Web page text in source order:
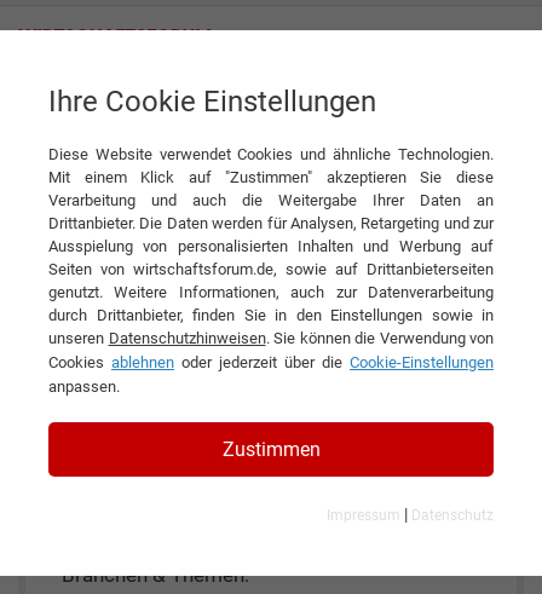
Poly-clip System GmbH & Co. KG
KONTAKT
Poly-clip System GmbH & Co.
KG
Branchen & Themen:
Ihre Cookie Einstellungen
Diese Website verwendet Cookies und ähnliche Technologien.
Mit einem Klick auf "Zustimmen" akzeptieren Sie diese
Verarbeitung und auch die Weitergabe Ihrer Daten an
Drittanbieter. Die Daten werden für Analysen, Retargeting und zur
Ausspielung von personalisierten Inhalten und Werbung auf
Seiten von wirtschaftsforum.de, sowie auf Drittanbieterseiten
genutzt. Weitere Informationen, auch zur Datenverarbeitung
durch Drittanbieter, finden Sie in den Einstellungen sowie in
unseren Datenschutzhinweisen. Sie können die Verwendung von
Cookies ablehnen oder jederzeit über die Cookie-Einstellungen
anpassen.
Zustimmen
Impressum | Datenschutz